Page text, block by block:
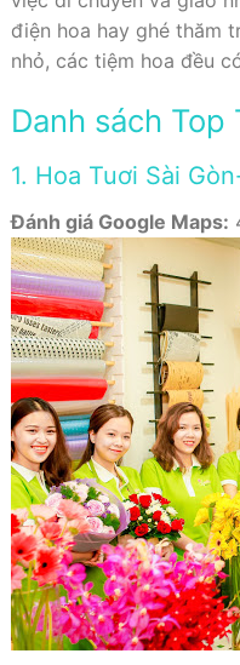
điện hoa hay ghé thăm
nhỏ, các tiệm hoa đều
Danh sách
1. Hoa Tuơi Sài
Đánh giá Google Maps: